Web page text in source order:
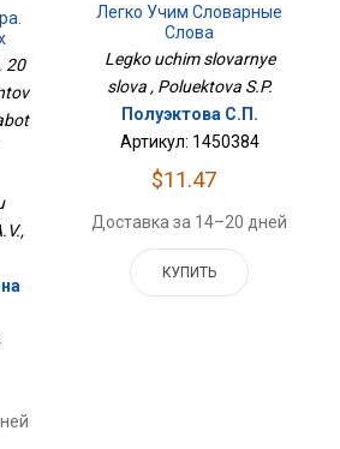
К
20
Легко Учим Словарные
Слова
Legko uchim slovarnye
slova , Poluektova S.P.
Полуэктова С.П.
Артикул: 1450384
$11.47
Доставка за 14–20 дней
КУПИТЬ